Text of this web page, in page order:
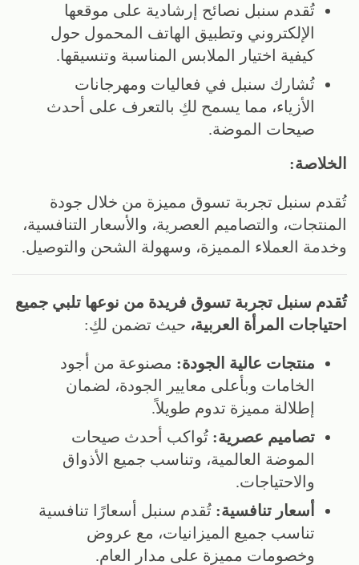
تُقدم سنبل نصائح إرشادية على موقعها
الإلكتروني وتطبيق الهاتف المحمول حول
كيفية اختيار الملابس المناسبة وتنسيقها.
تُشارك سنبل في فعاليات ومهرجانات
الأزياء، مما يسمح لكِ بالتعرف على أحدث
صيحات الموضة.
الخلاصة:
تُقدم سنبل تجربة تسوق مميزة من خلال جودة
المنتجات، والتصاميم العصرية، والأسعار التنافسية،
وخدمة العملاء المميزة، وسهولة الشحن والتوصيل.
تُقدم سنبل تجربة تسوق فريدة من نوعها تلبي جميع
احتياجات المرأة العربية، حيث تضمن لكِ:
منتجات عالية الجودة: مصنوعة من أجود
الخامات وبأعلى معايير الجودة، لضمان
إطلالة مميزة تدوم طويلاً.
تصاميم عصرية: تُواكب أحدث صيحات
الموضة العالمية، وتناسب جميع الأذواق
والاحتياجات.
أسعار تنافسية: تُقدم سنبل أسعارًا تنافسية
تناسب جميع الميزانيات، مع عروض
وخصومات مميزة على مدار العام.